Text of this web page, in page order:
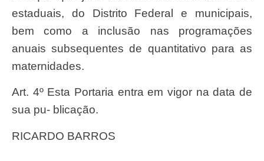
estaduais, do Distrito Federa l e municipais,
bem como a inclusão nas programações
anuaissubsequentes de quantitativo para as
maternidades.
Art. 4º Esta Portaria entra em vigor na data de
sua pu- blicação.
RICARDO BARROS